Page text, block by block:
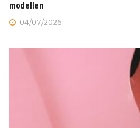
modellen
04/07/2026